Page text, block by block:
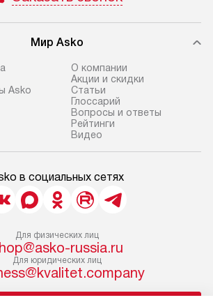
Мир Asko
Asko
О компании
Акции и скидки
Статьи
Глоссарий
Вопросы и ответы
Рейтинги
Видео
в социальных сетях
Для физических лиц
russia.ru
Для юридических лиц